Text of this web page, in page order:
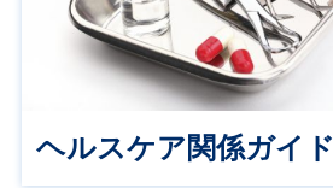
ヘルスケア関係ガイド